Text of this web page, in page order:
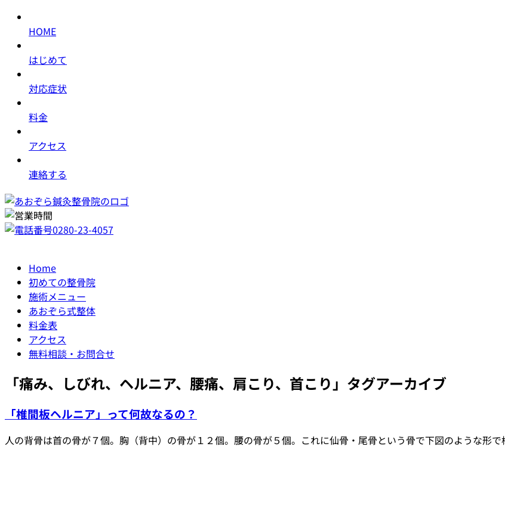
HOME
はじめて
対応症状
料金
アクセス
連絡する
Home
初めての整骨院
施術メニュー
あおぞら式整体
料金表
アクセス
無料相談・お問合せ
「痛み、しびれ、ヘルニア、腰痛、肩こり、首こり」タグアーカイブ
「椎間板ヘルニア」って何故なるの？
人の背骨は首の骨が７個。胸（背中）の骨が１２個。腰の骨が５個。これに仙骨・尾骨という骨で下図のような形